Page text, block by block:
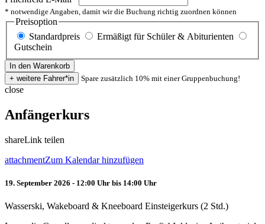
* notwendige Angaben, damit wir die Buchung richtig zuordnen können
Preisoption
Standardpreis
Ermäßigt für Schüler & Abiturienten
Gutschein
Spare zusätzlich 10% mit einer Gruppenbuchung!
close
Anfängerkurs
shareLink teilen
attachmentZum Kalendar hinzufügen
19. September 2026 - 12:00 Uhr bis 14:00 Uhr
Wasserski, Wakeboard & Kneeboard Einsteigerkurs (2 Std.)